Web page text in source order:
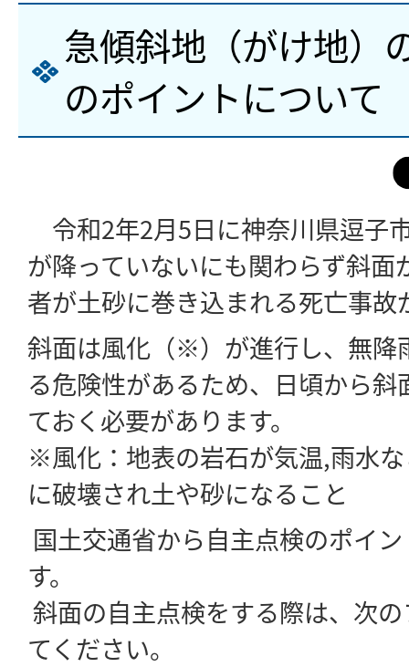
急傾斜地（がけ地）
のポイントについて
令和2年2月5日に神奈川県逗子
が降っていないにも関わらず斜面
者が土砂に巻き込まれる死亡事故
斜面は風化（※）が進行し、無降
る危険性があるため、日頃から
ておく必要があります。
※風化：地表の岩石が気温,雨水
に破壊され土や砂になること
国土交通省から自主点検のポイ
す。
斜面の自主点検をする際は、次
てください。